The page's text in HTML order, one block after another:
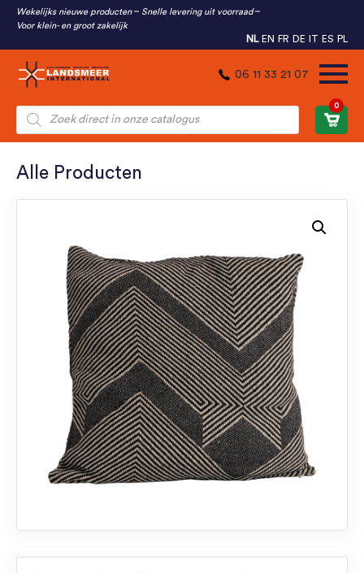
Wekelijks nieuwe producten
Snelle levering uit voorraad
Voor klein- en groot zakelijk
NL EN FR DE IT ES PL
06 11 33 21 07
Producten
zoeken
0
Alle Producten